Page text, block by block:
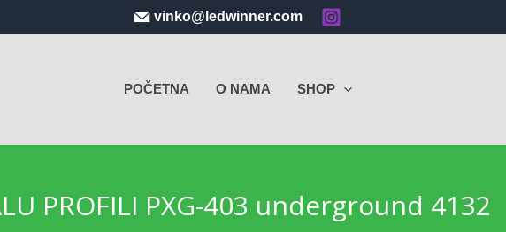
vinko@ledwinner.com
POČETNA O NAMA SHOP
PROFILI PXG-403 underground 4132